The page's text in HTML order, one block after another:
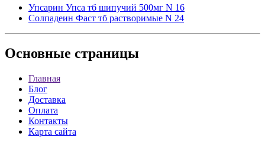
Упсарин Упса тб шипучий 500мг N 16
Солпадеин Фаст тб растворимые N 24
Основные страницы
Главная
Блог
Доставка
Оплата
Контакты
Карта сайта